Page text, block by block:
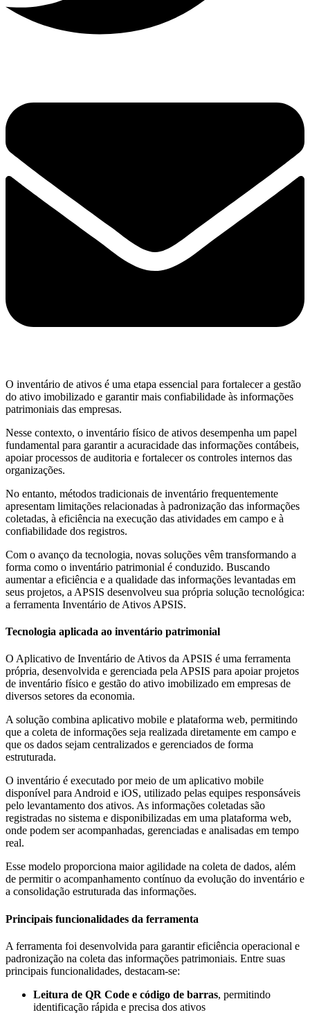
O inventário de ativos é uma etapa essencial para fortalecer a gestão
do ativo imobilizado e garantir mais confiabilidade às informações
patrimoniais das empresas.
Nesse contexto, o inventário físico de ativos desempenha um papel
fundamental para garantir a acuracidade das informações contábeis,
apoiar processos de auditoria e fortalecer os controles internos das
organizações.
No entanto, métodos tradicionais de inventário frequentemente
apresentam limitações relacionadas à padronização das informações
coletadas, à eficiência na execução das atividades em campo e à
confiabilidade dos registros.
Com o avanço da tecnologia, novas soluções vêm transformando a
forma como o inventário patrimonial é conduzido. Buscando
aumentar a eficiência e a qualidade das informações levantadas em
seus projetos, a APSIS desenvolveu sua própria solução tecnológica:
a ferramenta Inventário de Ativos APSIS.
Tecnologia aplicada ao inventário patrimonial
O Aplicativo de Inventário de Ativos da APSIS é uma ferramenta
própria, desenvolvida e gerenciada pela APSIS para apoiar projetos
de inventário físico e gestão do ativo imobilizado em empresas de
diversos setores da economia.
A solução combina aplicativo mobile e plataforma web, permitindo
que a coleta de informações seja realizada diretamente em campo e
que os dados sejam centralizados e gerenciados de forma
estruturada.
O inventário é executado por meio de um aplicativo mobile
disponível para Android e iOS, utilizado pelas equipes responsáveis
pelo levantamento dos ativos. As informações coletadas são
registradas no sistema e disponibilizadas em uma plataforma web,
onde podem ser acompanhadas, gerenciadas e analisadas em tempo
real.
Esse modelo proporciona maior agilidade na coleta de dados, além
de permitir o acompanhamento contínuo da evolução do inventário e
a consolidação estruturada das informações.
Principais funcionalidades da ferramenta
A ferramenta foi desenvolvida para garantir eficiência operacional e
padronização na coleta das informações patrimoniais. Entre suas
principais funcionalidades, destacam-se:
Leitura de QR Code e código de barras, permitindo
identificação rápida e precisa dos ativos